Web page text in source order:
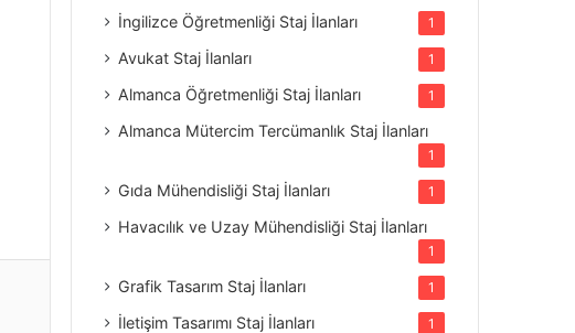
İngilizce Öğretmenliği Staj İlanları 1
Avukat Staj İlanları 1
Almanca Öğretmenliği Staj İlanları 1
Almanca Mütercim Tercümanlık Staj İlanları
1
Gıda Mühendisliği Staj İlanları 1
Havacılık ve Uzay Mühendisliği Staj İlanları
1
Grafik Tasarım Staj İlanları 1
İletişim Tasarımı Staj İlanları 1